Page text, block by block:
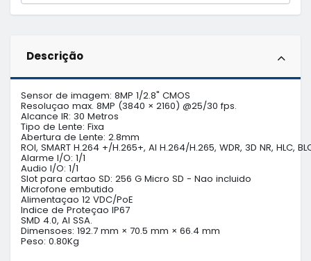
Descrição
Sensor de imagem: 8MP 1/2.8" CMOS
Resoluçao max. 8MP (3840 × 2160) @25/30 fps.
Alcance IR: 30 Metros
Tipo de Lente: Fixa
Abertura de Lente: 2.8mm
ROI, SMART H.264 +/H.265+, AI H.264/H.265, WDR, 3D NR, HLC,
Alarme I/O: 1/1
Audio I/O: 1/1
Slot para cartao SD: 256 G Micro SD - Nao incluido
Microfone embutido
Alimentaçao 12 VDC/PoE
Indice de Proteçao IP67
SMD 4.0, AI SSA.
Dimensoes: 192.7 mm × 70.5 mm × 66.4 mm
Peso: 0.80Kg